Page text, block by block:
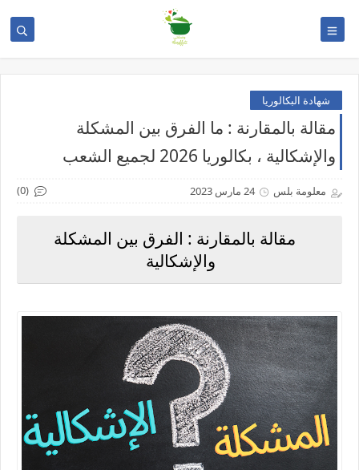
شهادة البكالوريا
مقالة بالمقارنة : ما الفرق بين المشكلة
والإشكالية ، بكالوريا 2026 لجميع الشعب
معلومة بلس 24 مارس 2023 (0)
مقالة بالمقارنة : الفرق بين المشكلة
والإشكالية